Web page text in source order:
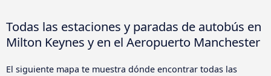
Todas las estaciones y paradas de autobús en
Milton Keynes y en el Aeropuerto Manchester
El siguiente mapa te muestra dónde encontrar todas las